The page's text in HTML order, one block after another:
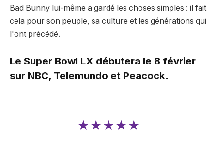
Bad Bunny lui-même a gardé les choses simples : il fait
cela pour son peuple, sa culture et les générations qui
l'ont précédé.
Le Super Bowl LX débutera le 8 février
sur NBC, Telemundo et Peacock.
★★★★★